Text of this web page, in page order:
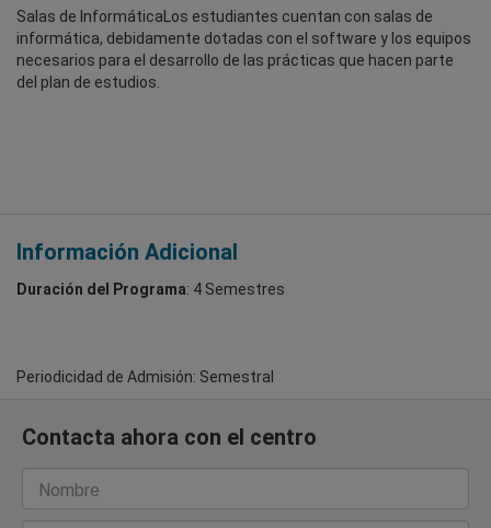
Salas de InformáticaLos estudiantes cuentan con salas de
informática, debidamente dotadas con el software y los equipos
necesarios para el desarrollo de las prácticas que hacen parte
del plan de estudios.
Información Adicional
Duración del Programa: 4 Semestres
Periodicidad de Admisión: Semestral
Contacta ahora con el centro
Nombre